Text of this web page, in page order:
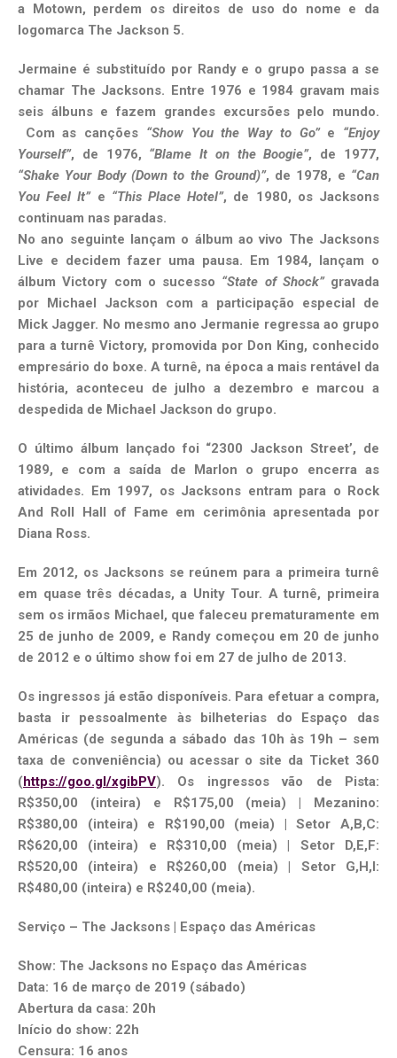
a Motown, perdem os direitos de uso do nome e da
logomarca The Jackson 5.
Jermaine é substituído por Randy e o grupo passa a se
chamar The Jacksons. Entre 1976 e 1984 gravam mais
seis álbuns e fazem grandes excursões pelo mundo.
Com as canções “Show You the Way to Go”e “Enjoy
Yourself”, de 1976, “Blame It on the Boogie”, de 1977,
“Shake Your Body (Down to the Ground)”, de 1978, e “Can
You Feel It”e “This Place Hotel”, de 1980, os Jacksons
continuam nas paradas.
No ano seguinte lançam o álbum ao vivo The Jacksons
Live e decidem fazer uma pausa. Em 1984, lançam o
álbum Victory com o sucesso “State of Shock”gravada
por Michael Jackson com a participação especial de
Mick Jagger. No mesmo ano Jermanie regressa ao grupo
para a turnê Victory, promovida por Don King, conhecido
empresário do boxe. A turnê, na época a mais rentável da
história, aconteceu de julho a dezembro e marcou a
despedida de Michael Jackson do grupo.
O último álbum lançado foi “2300 Jackson Street’, de
1989, e com a saída de Marlon o grupo encerra as
atividades. Em 1997, os Jacksons entram para o Rock
And Roll Hall of Fame em cerimônia apresentada por
Diana Ross.
Em 2012, os Jacksons se reúnem para a primeira turnê
em quase três décadas, a Unity Tour. A turnê, primeira
sem os irmãos Michael, que faleceu prematuramente em
25 de junho de 2009, e Randy começou em 20 de junho
de 2012 e o último show foi em 27 de julho de 2013.
Os ingressos já estão disponíveis. Para efetuar a compra,
basta ir pessoalmente às bilheterias do Espaço das
Américas (de segunda a sábado das 10h às 19h – sem
taxa de conveniência) ou acessar o site da Ticket 360
(https://goo.gl/xgibPV). Os ingressos vão de Pista:
R$350,00 (inteira) e R$175,00 (meia) | Mezanino:
R$380,00 (inteira) e R$190,00 (meia) | Setor A,B,C:
R$620,00 (inteira) e R$310,00 (meia) | Setor D,E,F:
R$520,00 (inteira) e R$260,00 (meia) | Setor G,H,I:
R$480,00 (inteira) e R$240,00 (meia).
Serviço – The Jacksons | Espaço das Américas
Show: The Jacksons no Espaço das Américas
Data: 16 de março de 2019 (sábado)
Abertura da casa: 20h
Início do show: 22h
Censura: 16 anos